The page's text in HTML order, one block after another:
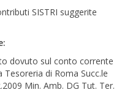
SISTRI suggerite
dovuto sul conto corrente
di Roma Succ.le
Min. Amb. DG Tut. Ter.